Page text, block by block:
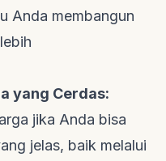
Anda membangun
yang Cerdas:
jika Anda bisa
jelas, baik melalui